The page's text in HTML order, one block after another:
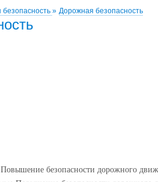
безопасность » Дорожная безопасность
безопасности дорожного